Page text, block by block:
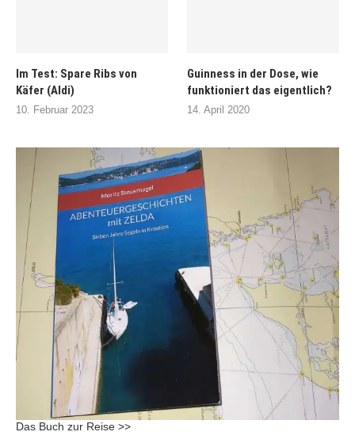
Im Test: Spare Ribs von
Käfer (Aldi)
10. Februar 2023
Guinness in der Dose, wie
funktioniert das eigentlich?
14. April 2020
Das Buch zur Reise >>